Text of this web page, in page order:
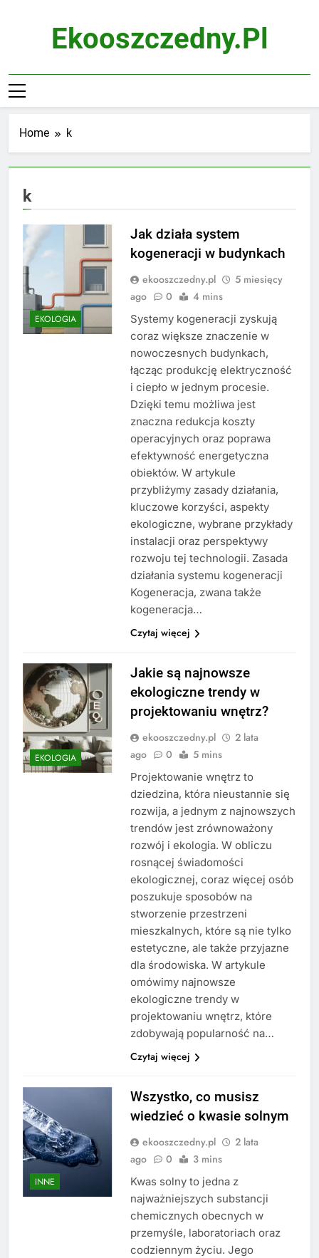
Ekooszczedny.pl
Home k
k
EKOLOGIA
Jak działa system
kogeneracji w budynkach
ekooszczedny.pl
5 miesięcy
ago
0 4 mins
Systemy kogeneracji zyskują
coraz większe znaczenie w
nowoczesnych budynkach,
łącząc produkcję elektryczność
i ciepło w jednym procesie.
Dzięki temu możliwa jest
znaczna redukcja koszty
operacyjnych oraz poprawa
efektywność energetyczna
obiektów. W artykule
przybliżymy zasady działania,
kluczowe korzyści, aspekty
ekologiczne, wybrane przykłady
instalacji oraz perspektywy
rozwoju tej technologii. Zasada
działania systemu kogeneracji
Kogeneracja, zwana także
kogeneracja…
Czytaj więcej
EKOLOGIA
Jakie są najnowsze
ekologiczne trendy w
projektowaniu wnętrz?
ekooszczedny.pl
2 lata
ago
0 5 mins
Projektowanie wnętrz to
dziedzina, która nieustannie się
rozwija, a jednym z najnowszych
trendów jest zrównoważony
rozwój i ekologia. W obliczu
rosnącej świadomości
ekologicznej, coraz więcej osób
poszukuje sposobów na
stworzenie przestrzeni
mieszkalnych, które są nie tylko
estetyczne, ale także przyjazne
dla środowiska. W artykule
omówimy najnowsze
ekologiczne trendy w
projektowaniu wnętrz, które
zdobywają popularność na…
Czytaj więcej
INNE
Wszystko, co musisz
wiedzieć o kwasie solnym
ekooszczedny.pl
2 lata
ago
0 3 mins
Kwas solny to jedna z
najważniejszych substancji
chemicznych obecnych w
przemyśle, laboratoriach oraz
codziennym życiu. Jego